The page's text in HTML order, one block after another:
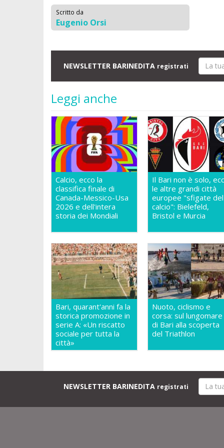
Scritto da
Eugenio Orsi
NEWSLETTER BARINEDITA registrati
Leggi anche
Calcio, ecco la
classifica finale di
Canada-Messico-Usa
2026 e dell'intera
storia dei Mondiali
Il Bari non è solo,
le altre grandi città
europee "sfigate del
calcio": Bielefeld,
Bristol e Murcia
Bari, quarant'anni fa la
storica promozione in
serie A: «Un riscatto
sociale per tutta la
città»
Nuoto, ciclismo e
corsa: sul lungomare
di Bari alla scoperta
del Triathlon
NEWSLETTER BARINEDITA registrati